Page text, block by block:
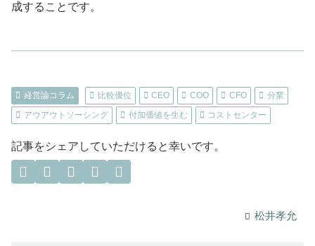
成することです。
経営論コラム 比較優位 CEO COO CFO
分業
アウアウトソーシング
付加価値を生む コストセンター
記事をシェアしていただけると幸いです。
松井孝允